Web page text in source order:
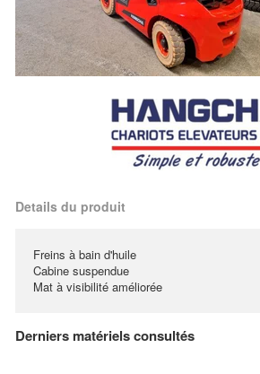
Details du produit
Freins à bain d'huile
Cabine suspendue
Mat à visibilité améliorée
Derniers matériels consultés